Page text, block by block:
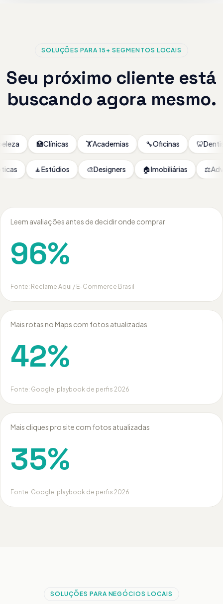
SOLUÇÕES PARA 15+ SEGMENTOS LOCAIS
Seu próximo cliente está
buscando agora mesmo.
🏥 Clínicas 🏋️ Academias 🔧 Oficinas 🦷 Dentistas
👓Ópticas 🧘Estúdios 🎨Designers 🏠Imobiliárias
Leem avaliações antes de decidir onde comprar
96%
Fonte: Reclame Aqui / E-Commerce Brasil
Mais rotas no Maps com fotos atualizadas
42%
Fonte: Google, playbook de perfis 2026
Mais cliques pro site com fotos atualizadas
35%
Fonte: Google, playbook de perfis 2026
SOLUÇÕES PARA NEGÓCIOS LOCAIS